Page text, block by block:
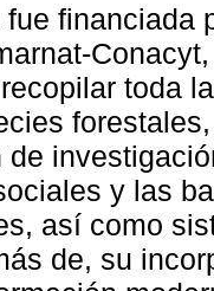
financiada
toda
de
y las
así como
de, su